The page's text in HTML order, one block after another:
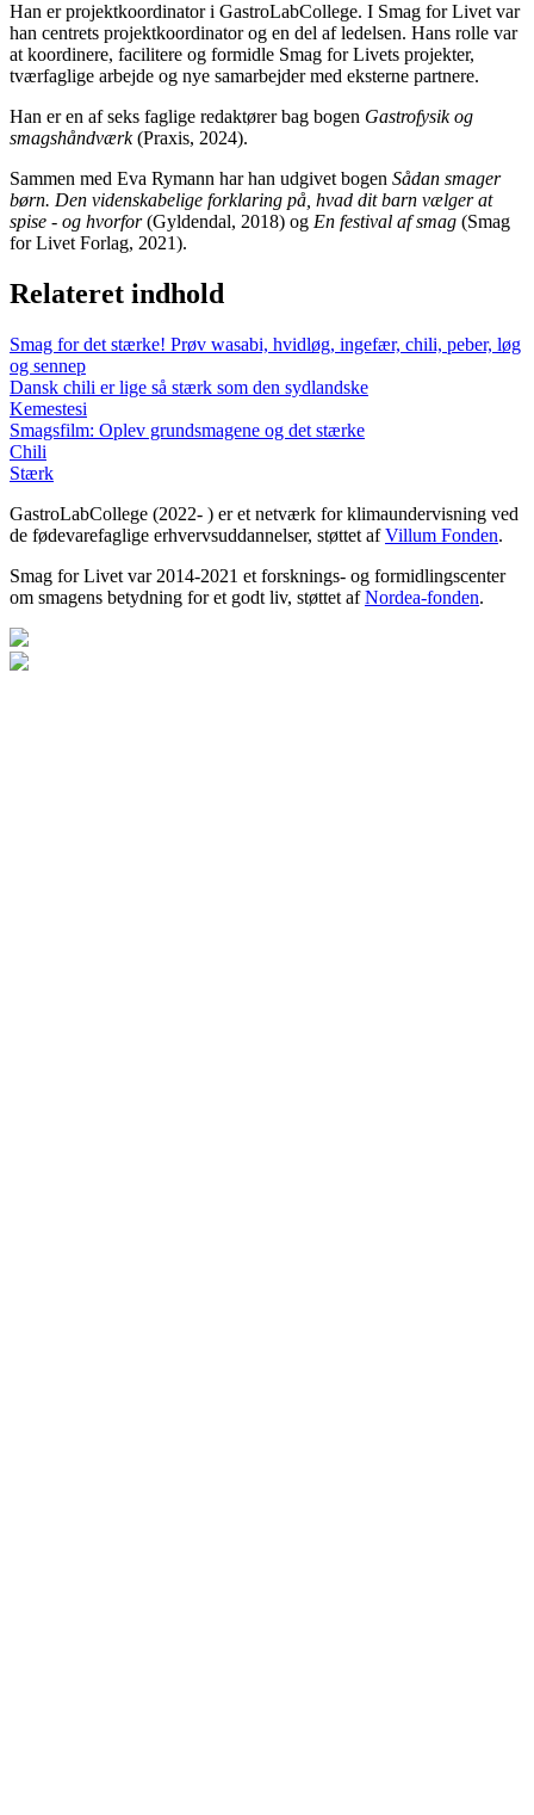
Han er projektkoordinator i GastroLabCollege. I Smag for Livet var
han centrets projektkoordinator og en del af ledelsen. Hans rolle var
at koordinere, facilitere og formidle Smag for Livets projekter,
tværfaglige arbejde og nye samarbejder med eksterne partnere.
Han er en af seks faglige redaktører bag bogen Gastrofysik og
smagshåndværk(Praxis, 2024).
Sammen med Eva Rymann har han udgivet bogen Sådan smager
børn. Den videnskabelige forklaring på, hvad dit barn vælger at
spise - og hvorfor(Gyldendal, 2018) og En festival af smag (Smag
for Livet Forlag, 2021).
Relateret indhold
Smag for det stærke! Prøv wasabi, hvidløg, ingefær, chili, peber, løg
og sennep
Dansk chili er lige så stærk som den sydlandske
Kemestesi
Smagsfilm: Oplev grundsmagene og det stærke
Chili
Stærk
GastroLabCollege (2022- ) er et netværk for klimaundervisning ved
de fødevarefaglige erhvervsuddannelser, støttet afVillum Fonden.
Smag for Livet var 2014-2021 et forsknings- og formidlingscenter
om smagens betydning for et godt liv, støttet afNordea-fonden.